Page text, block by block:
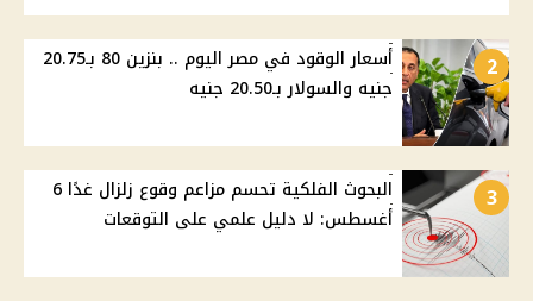
2
أسعار الوقود في مصر اليوم .. بنزين 80 بـ20.75
جنيه والسولار بـ20.50 جنيه
3
البحوث الفلكية تحسم مزاعم وقوع زلزال غدًا 6
أغسطس: لا دليل علمي على التوقعات